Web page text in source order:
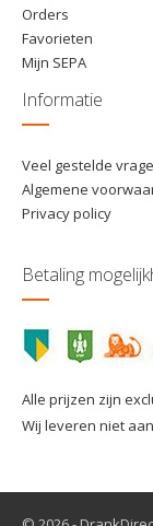
Orders
Favorieten
Mijn SEPA
Informatie
Veel gestelde
Algemene
Privacy policy
Betaling
Alle prijzen zijn
Wij leveren niet